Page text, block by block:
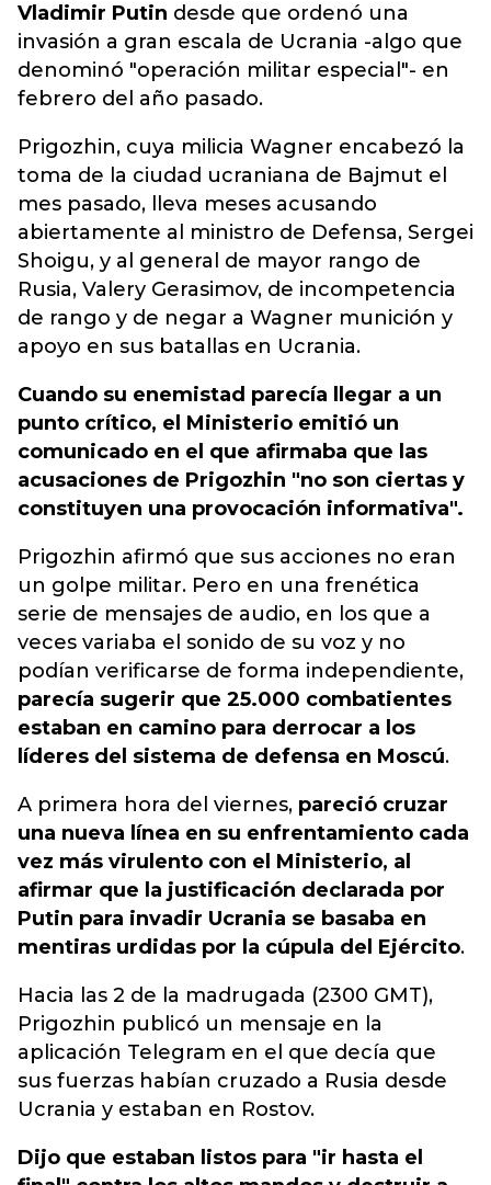
Vladimir Putin desde que ordenó una
invasión a gran escala de Ucrania -algo que
denominó "operación militar especial"- en
febrero del año pasado.
Prigozhin, cuya milicia Wagner encabezó la
toma de la ciudad ucraniana de Bajmut el
mes pasado, lleva meses acusando
abiertamente al ministro de Defensa, Sergei
Shoigu, y al general de mayor rango de
Rusia, Valery Gerasimov, de incompetencia
de rango y de negar a Wagner munición y
apoyo en sus batallas en Ucrania.
Cuando su enemistad parecía llegar a un
punto crítico, el Ministerio emitió un
comunicado en el que afirmaba que las
acusaciones de Prigozhin "no son ciertas y
constituyen una provocación informativa".
Prigozhin afirmó que sus acciones no eran
un golpe militar. Pero en una frenética
serie de mensajes de audio, en los que a
veces variaba el sonido de su voz y no
podían verificarse de forma independiente,
parecía sugerir que 25.000 combatientes
estaban en camino para derrocar a los
líderes del sistema de defensa en Moscú.
A primera hora del viernes, pareció cruzar
una nueva línea en su enfrentamiento cada
vez más virulento con el Ministerio, al
afirmar que la justificación declarada por
Putin para invadir Ucrania se basaba en
mentiras urdidas por la cúpula del Ejército.
Hacia las 2 de la madrugada (2300 GMT),
Prigozhin publicó un mensaje en la
aplicación Telegram en el que decía que
sus fuerzas habían cruzado a Rusia desde
Ucrania y estaban en Rostov.
Dijo que estaban listos para "ir hasta el